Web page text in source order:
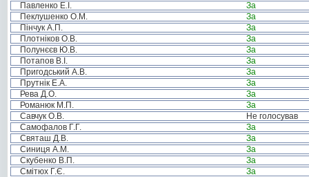
Павленко Е.І.
За
Пеклушенко О.М.
За
Пінчук А.П.
За
Плотніков О.В.
За
Полунєєв Ю.В.
За
Потапов В.І.
За
Пригодський А.В.
За
Прутнік Е.А.
За
Рева Д.О.
За
Романюк М.П.
За
Савчук О.В.
Не голосував
Самофалов Г.Г.
За
Святаш Д.В.
За
Синиця А.М.
За
Скубенко В.П.
За
Смітюх Г.Є.
За